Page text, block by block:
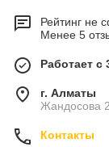
Рейтинг не
Менее 5
Работает с
г. Алматы
Жандосова
Контакты